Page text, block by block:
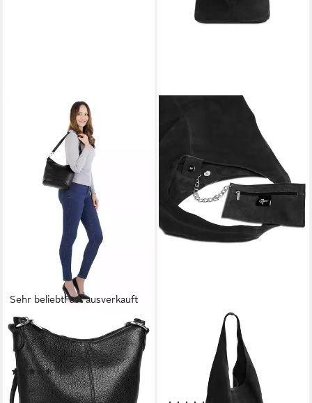
Sehr beliebtFast ausverkauft
CLUTY
Umhängetasche, echt Leder,
Made in Italy
(140)
39,95 €
lieferbar - in 1-2 Werktagen bei dir
Schultertasche große Damen
Wildleder Tasche Hobo Bag -
CLASSIC LINE - Modell
No.767, angenehm leicht,